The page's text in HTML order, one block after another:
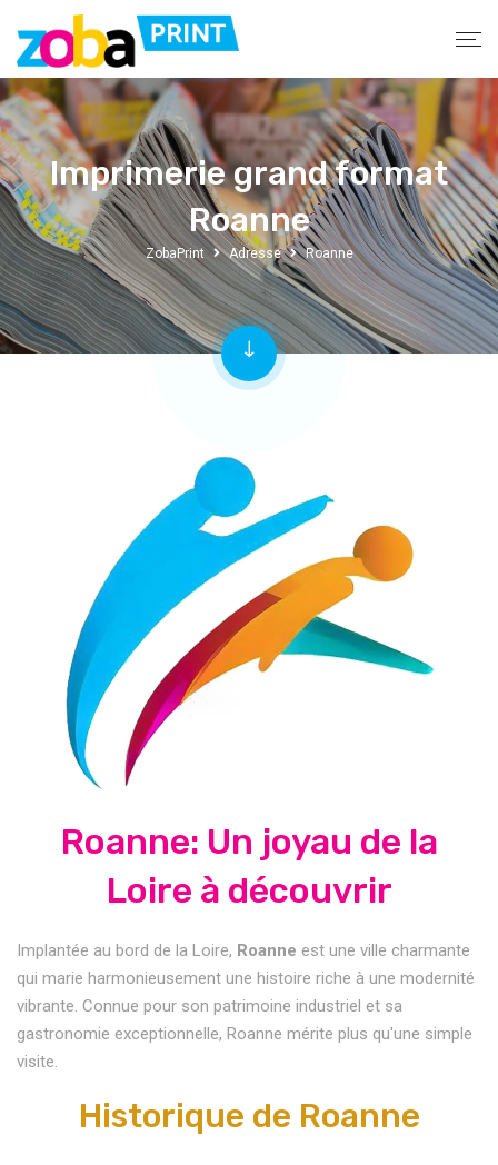
Imprimerie grand format
Roanne
ZobaPrint Adresse Roanne
Roanne: Un joyau de la
Loire à découvrir
Implantée au bord de la Loire, Roanne est une ville charmante
qui marie harmonieusement une histoire riche à une modernité
vibrante. Connue pour son patrimoine industriel et sa
gastronomie exceptionnelle, Roanne mérite plus qu'une simple
visite.
Historique de Roanne